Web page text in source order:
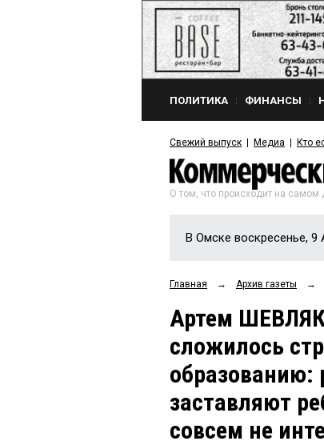
ПОЛИТИКА ФИНАНСЫ
Свежий выпуск Медиа Кто
О том, что происходит на самом
В Омске воскресенье, 9
Главная → Архив газеты →
Артем
сложилось
образованию:
заставляют
совсем не